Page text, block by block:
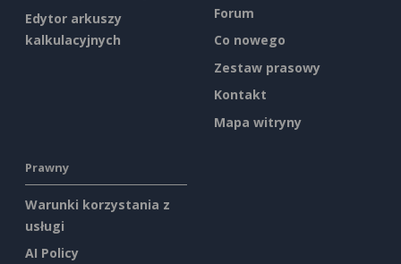
Edytor arkuszy
kalkulacyjnych
Forum
Co nowego
Zestaw prasowy
Kontakt
Mapa witryny
Prawny
Warunki korzystania z
usługi
AI Policy